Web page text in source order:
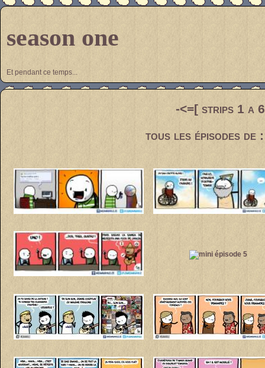
season one
Et pendant ce temps...
-<=[ strips 1 a
tous les épisodes de